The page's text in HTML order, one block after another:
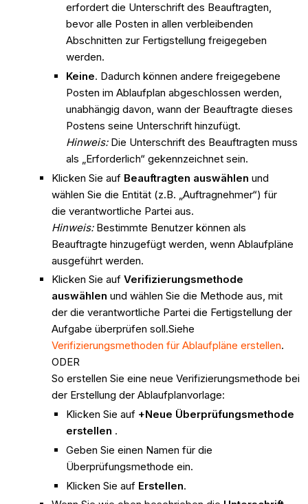
erfordert die Unterschrift des Beauftragten,
bevor alle Posten in allen verbleibenden
Abschnitten zur Fertigstellung freigegeben
werden.
Keine. Dadurch können andere freigegebene
Posten im Ablaufplan abgeschlossen werden,
unabhängig davon, wann der Beauftragte dieses
Postens seine Unterschrift hinzufügt.
Hinweis:Die Unterschrift des Beauftragten muss
als „Erforderlich“ gekennzeichnet sein.
Klicken Sie auf Beauftragten auswählen und
wählen Sie die Entität (z.B. „Auftragnehmer“) für
die verantwortliche Partei aus.
Hinweis:Bestimmte Benutzer können als
Beauftragte hinzugefügt werden, wenn Ablaufpläne
ausgeführt werden.
Klicken Sie auf Verifizierungsmethode
auswählen und wählen Sie die Methode aus, mit
der die verantwortliche Partei die Fertigstellung der
Aufgabe überprüfen soll.Siehe
Verifizierungsmethoden für Ablaufpläne erstellen.
ODER
So erstellen Sie eine neue Verifizierungsmethode bei
der Erstellung der Ablaufplanvorlage:
Klicken Sie auf +Neue Überprüfungsmethode
erstellen .
Geben Sie einen Namen für die
Überprüfungsmethode ein.
Klicken Sie auf Erstellen.